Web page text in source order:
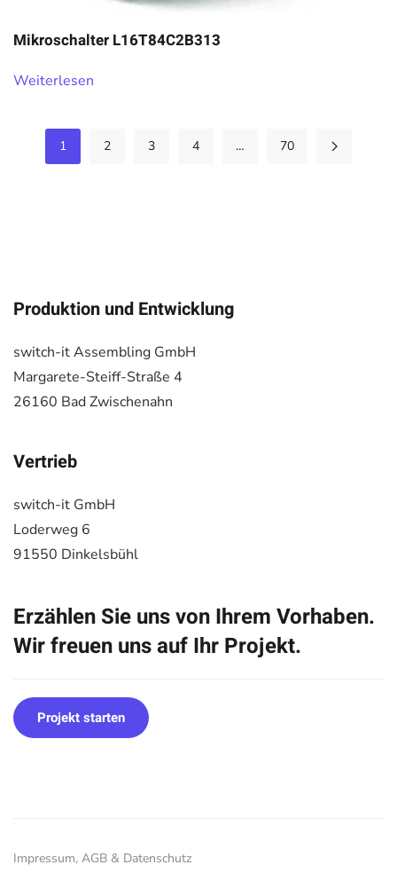
Mikroschalter L16T84C2B313
Weiterlesen
1 2 3 4 … 70
Produktion und Entwicklung
switch-it Assembling GmbH
Margarete-Steiff-Straße 4
26160 Bad Zwischenahn
Vertrieb
switch-it GmbH
Loderweg 6
91550 Dinkelsbühl
Erzählen Sie uns von Ihrem Vorhaben.
Wir freuen uns auf Ihr Projekt.
Projekt starten
Impressum, AGB & Datenschutz